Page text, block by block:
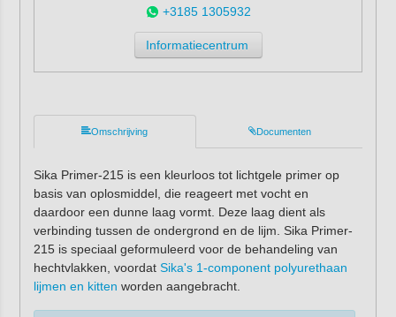
+3185 1305932
Informatiecentrum
Omschrijving Documenten
Sika Primer-215 is een kleurloos tot lichtgele primer op
basis van oplosmiddel, die reageert met vocht en
daardoor een dunne laag vormt. Deze laag dient als
verbinding tussen de ondergrond en de lijm. Sika Primer-
215 is speciaal geformuleerd voor de behandeling van
hechtvlakken, voordat Sika's 1-component polyurethaan
lijmen en kitten worden aangebracht.